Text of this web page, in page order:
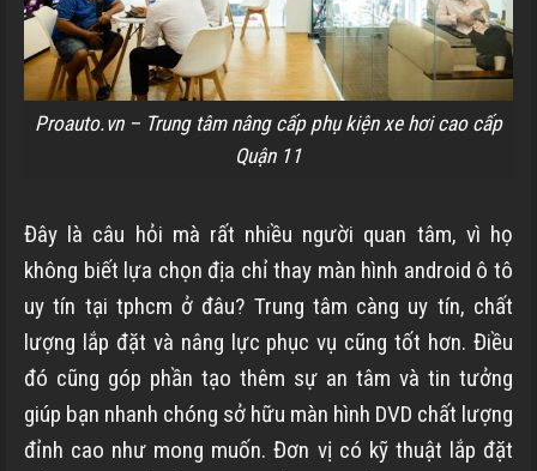
Proauto.vn – Trung tâm nâng cấp phụ kiện xe hơi cao cấp
Quận 11
Đây là câu hỏi mà rất nhiều người quan tâm, vì họ
không biết lựa chọn địa chỉ thay màn hình android ô tô
uy tín tại tphcm ở đâu? Trung tâm càng uy tín, chất
lượng lắp đặt và nâng lực phục vụ cũng tốt hơn. Điều
đó cũng góp phần tạo thêm sự an tâm và tin tưởng
giúp bạn nhanh chóng sở hữu màn hình DVD chất lượng
đỉnh cao như mong muốn. Đơn vị có kỹ thuật lắp đặt